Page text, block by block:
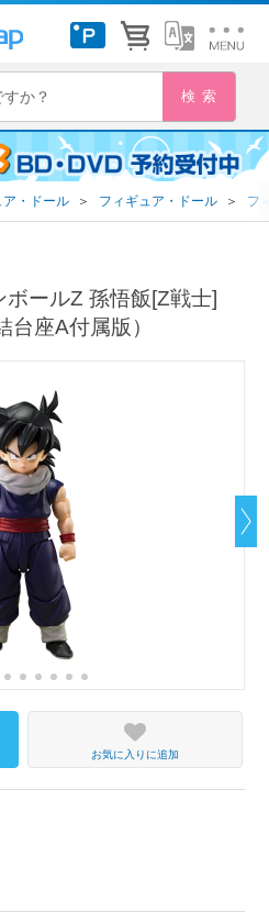
ア・ドール ＞ フィギュア・ドール ＞ フ
ールZ 孫悟飯[Z戦士]
台座A付属版）
お気に入りに追加